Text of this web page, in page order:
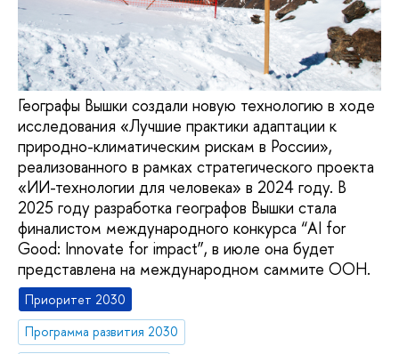
Географы Вышки создали новую технологию в ходе
исследования «Лучшие практики адаптации к
природно-климатическим рискам в России»,
реализованного в рамках стратегического проекта
«ИИ-технологии для человека» в 2024 году. В
2025 году разработка географов Вышки стала
финалистом международного конкурса “AI for
Good: Innovate for impact”, в июле она будет
представлена на международном cаммите ООН.
Приоритет 2030
Программа развития 2030